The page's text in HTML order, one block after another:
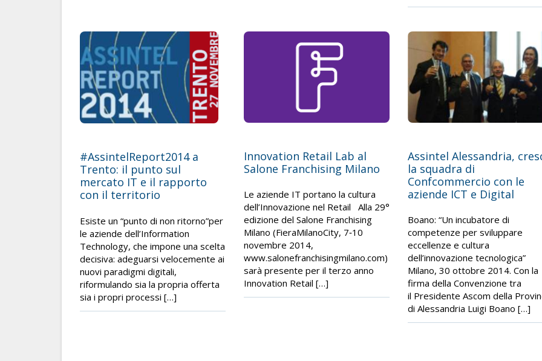
#AssintelReport2014 a
Trento: il punto sul
mercato IT e il rapporto
con il territorio
Esiste un “punto di non ritorno”per
le aziende dell’Information
Technology, che impone una scelta
decisiva: adeguarsi velocemente ai
nuovi paradigmi digitali,
riformulando sia la propria offerta
sia i propri processi […]
Innovation Retail Lab al
Salone Franchising Milano
Le aziende IT portano la cultura
dell’Innovazione nel Retail Alla 29°
edizione del Salone Franchising
Milano (FieraMilanoCity, 7‐10
novembre 2014,
www.salonefranchisingmilano.com)
sarà presente per il terzo anno
Innovation Retail […]
Assintel Alessandria,
la squadra di
Confcommercio con le
aziende ICT e Digital
Boano: “Un incubatore di
competenze per sviluppare
eccellenze e cultura
dell’innovazione tecnologica”
Milano, 30 ottobre 2014. Con la
firma della Convenzione tra
il Presidente Ascom della
di Alessandria Luigi Boano […]